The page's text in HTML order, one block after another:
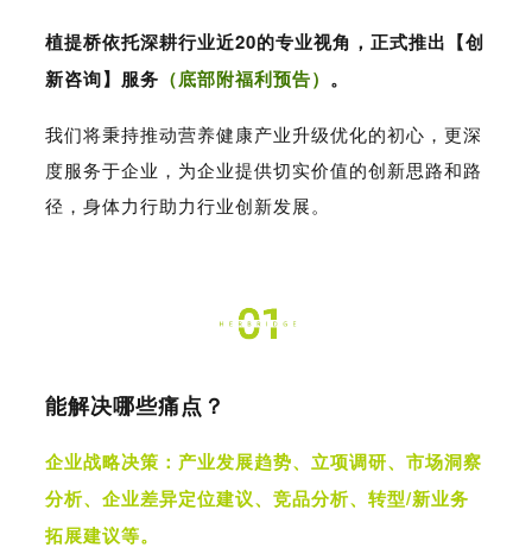
植提桥依托深耕行业近20的专业视角，正式推出【创
新咨询】服务 （底部附福利预告） 。
我们将秉持推动营养健康产业升级优化的初心，更深
度服务于企业，为企业提供切实价值的创新思路和路
径，身体力行助力行业创新发展。
能解决哪些痛点？
企业战略决策：产业发展趋势、立项调研、市场洞察
分析、企业差异定位建议、竞品分析、转型/新业务
拓展建议等。